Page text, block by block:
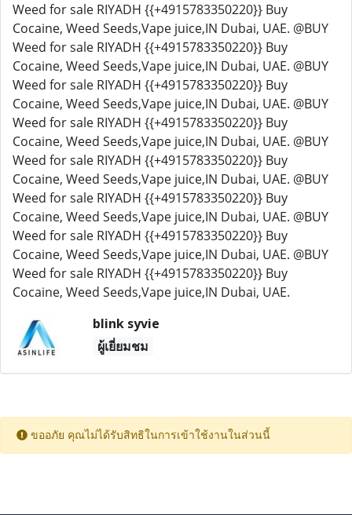
Weed for sale RIYADH {{+4915783350220}} Buy
Cocaine, Weed Seeds,Vape juice,IN Dubai, UAE. @BUY
Weed for sale RIYADH {{+4915783350220}} Buy
Cocaine, Weed Seeds,Vape juice,IN Dubai, UAE. @BUY
Weed for sale RIYADH {{+4915783350220}} Buy
Cocaine, Weed Seeds,Vape juice,IN Dubai, UAE. @BUY
Weed for sale RIYADH {{+4915783350220}} Buy
Cocaine, Weed Seeds,Vape juice,IN Dubai, UAE. @BUY
Weed for sale RIYADH {{+4915783350220}} Buy
Cocaine, Weed Seeds,Vape juice,IN Dubai, UAE. @BUY
Weed for sale RIYADH {{+4915783350220}} Buy
Cocaine, Weed Seeds,Vape juice,IN Dubai, UAE. @BUY
Weed for sale RIYADH {{+4915783350220}} Buy
Cocaine, Weed Seeds,Vape juice,IN Dubai, UAE. @BUY
Weed for sale RIYADH {{+4915783350220}} Buy
Cocaine, Weed Seeds,Vape juice,IN Dubai, UAE.
blink syvie
ผู้เยี่ยมชม
ขออภัย คุณไม่ได้รับสิทธิในการเข้าใช้งานในส่วนนี้